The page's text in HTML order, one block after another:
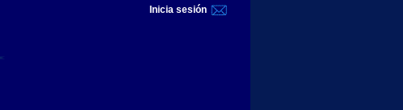
Inicia sesión